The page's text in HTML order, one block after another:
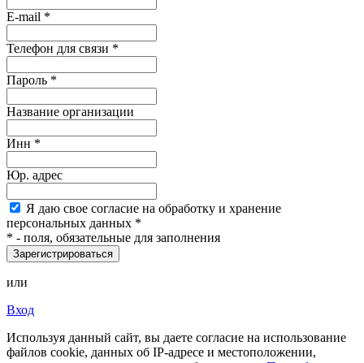
E-mail *
Телефон для связи *
Пароль *
Название организации
Инн *
Юр. адрес
Я даю свое согласие на обработку и хранение
персональных данных *
* - поля, обязательные для заполнения
Зарегистрироваться
или
Вход
Используя данный сайт, вы даете согласие на использование
файлов cookie, данных об IP-адресе и местоположении,